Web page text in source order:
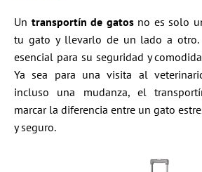
Un transportín de gatosno es solo
tu gato y llevarlo de un lado a otro.
esencial para su seguridad y
Ya sea para una visita al
incluso una mudanza, el
marcar la diferencia entre un gato
y seguro.